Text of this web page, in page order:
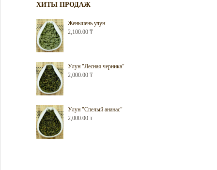
ХИТЫ ПРОДАЖ
Женьшень улун
2,100.00 ₸
Улун "Лесная черника"
2,000.00 ₸
Улун "Спелый ананас"
2,000.00 ₸